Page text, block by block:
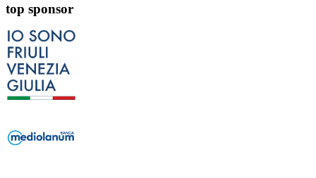
top sponsor